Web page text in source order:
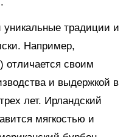
уникальные традиции и
Например,
отличается своим
и выдержкой в
лет. Ирландский
мягкостью и